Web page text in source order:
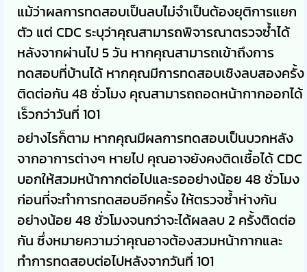
แม้ว่าผลการทดสอบเป็นลบไม่จำเป็นต้องยุติการแยก
ตัว แต่ CDC ระบุว่าคุณสามารถพิจารณาตรวจซ้ำได้
หลังจากผ่านไป 5 วัน หากคุณสามารถเข้าถึงการ
ทดสอบที่บ้านได้ หากคุณมีการทดสอบเชิงลบสองครั้ง
ติดต่อกัน 48 ชั่วโมง คุณสามารถถอดหน้ากากออกได้
เร็วกว่าวันที่ 101
อย่างไรก็ตาม หากคุณมีผลการทดสอบเป็นบวกหลัง
จากอาการต่างๆ หายไป คุณอาจยังคงติดเชื้อได้ CDC
บอกให้สวมหน้ากากต่อไปและรออย่างน้อย 48 ชั่วโมง
ก่อนที่จะทำการทดสอบอีกครั้ง ให้ตรวจซ้ำห่างกัน
อย่างน้อย 48 ชั่วโมงจนกว่าจะได้ผลลบ 2 ครั้งติดต่อ
กัน ซึ่งหมายความว่าคุณอาจต้องสวมหน้ากากและ
ทำการทดสอบต่อไปหลังจากวันที่ 101